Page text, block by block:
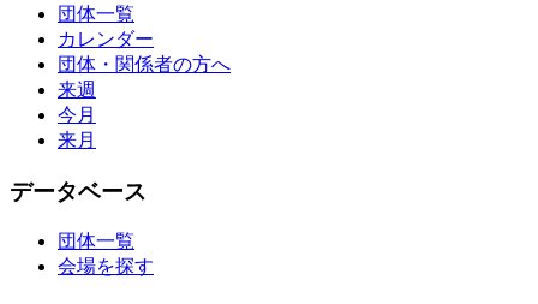
団体一覧
カレンダー
団体・関係者の方へ
来週
今月
来月
データベース
団体一覧
会場を探す